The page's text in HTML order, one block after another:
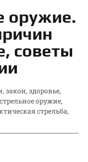
оружие.
советы
, закон, здоровье,
оружие,
стрельба,